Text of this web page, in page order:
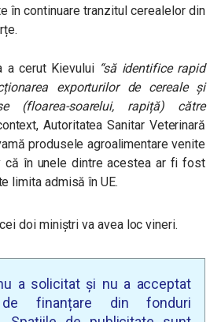
în continuare tranzitul cerealelor din
a cerut Kievului “să identifice rapid
exporturilor de cereale și
(floarea-soarelui, rapiță) către
Autoritatea Sanitar Veterinară
produsele agroalimentare venite
că în unele dintre acestea ar fi fost
limita admisă în UE.
doi miniștri va avea loc vineri.
a solicitat și nu a acceptat
finanțare din fonduri